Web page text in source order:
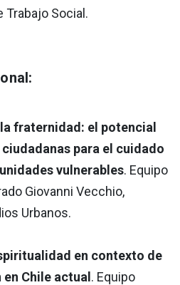
Trabajo Social.
fraternidad: el potencial
para el cuidado
vulnerables. Equipo
Giovanni Vecchio,
Urbanos.
en contexto de
Chile actual. Equipo